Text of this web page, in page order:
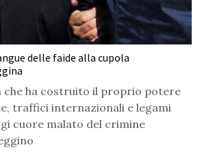
delle faide alla cupola
che ha costruito il proprio potere
traffici internazionali e legami
cuore malato del crimine